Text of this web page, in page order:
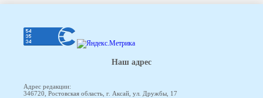
Наш адрес
Адрес редакции:
346720, Ростовская область, г. Аксай, ул. Дружбы, 17